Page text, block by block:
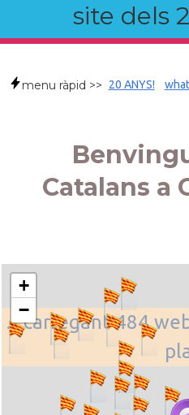
site dels
menu ràpid >> 20 ANYS!
Catalans a
... carregant 484
+
−